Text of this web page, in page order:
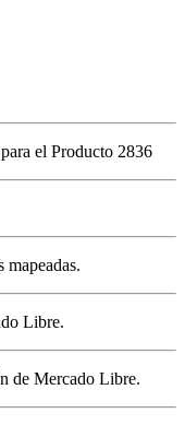
el Producto 2836
mapeadas.
Libre.
de Mercado Libre.